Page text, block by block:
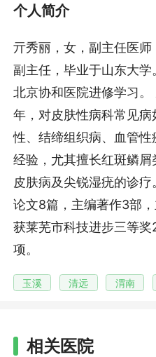
个人简介
亓秀丽，女，副主任医
副主任，毕业于山东大学
北京协和医院进修学习
年，对皮肤性病科常见
性、结缔组织病、血管
经验，尤其擅长红斑鳞
皮肤病及尖锐湿疣的诊
论文8篇，主编著作3部
获莱芜市科技进步三等
项。
玉溪 清远 渭南
相关医院